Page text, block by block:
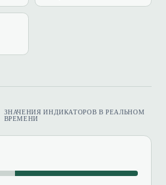
ЗНАЧЕНИЯ ИНДИКАТОРОВ В РЕАЛЬНОМ
ВРЕМЕНИ